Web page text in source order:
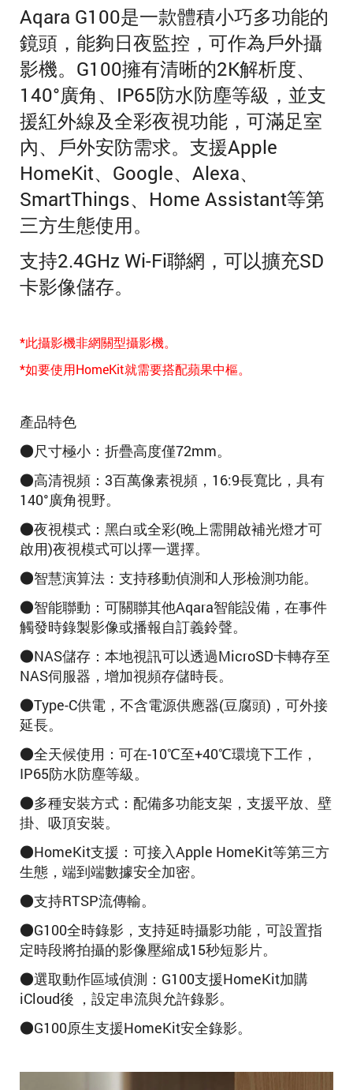
Aqara G100是一款體積小巧多功能的
鏡頭，能夠日夜監控，可作為戶外攝
影機。G100擁有清晰的2K解析度、
140°廣角、IP65防水防塵等級，並支
援紅外線及全彩夜視功能，可滿足室
內、戶外安防需求。支援Apple
HomeKit、Google、Alexa、
SmartThings、Home Assistant等第
三方生態使用。
支持2.4GHz Wi-Fi聯網，可以擴充SD
卡影像儲存。
*此攝影機非網關型攝影機。
*如要使用HomeKit就需要搭配蘋果中樞。
產品特色
●尺寸極小：折疊高度僅72mm。
●高清視頻：3百萬像素視頻，16:9長寬比，具有
140°廣角視野。
●夜視模式：黑白或全彩(晚上需開啟補光燈才可
啟用)夜視模式可以擇一選擇。
●智慧演算法：支持移動偵測和人形檢測功能。
●智能聯動：可關聯其他Aqara智能設備，在事件
觸發時錄製影像或播報自訂義鈴聲。
●NAS儲存：本地視訊可以透過MicroSD卡轉存至
NAS伺服器，增加視頻存儲時長。
●Type-C供電，不含電源供應器(豆腐頭)，可外接
延長。
●全天候使用：可在-10℃至+40℃環境下工作，
IP65防水防塵等級。
●多種安裝方式：配備多功能支架，支援平放、壁
掛、吸頂安裝。
●HomeKit支援：可接入Apple HomeKit等第三方
生態，端到端數據安全加密。
●支持RTSP流傳輸。
●G100全時錄影，支持延時攝影功能，可設置指
定時段將拍攝的影像壓縮成15秒短影片。
●選取動作區域偵測：G100支援HomeKit加購
iCloud後 ，設定串流與允許錄影。
●G100原生支援HomeKit安全錄影。